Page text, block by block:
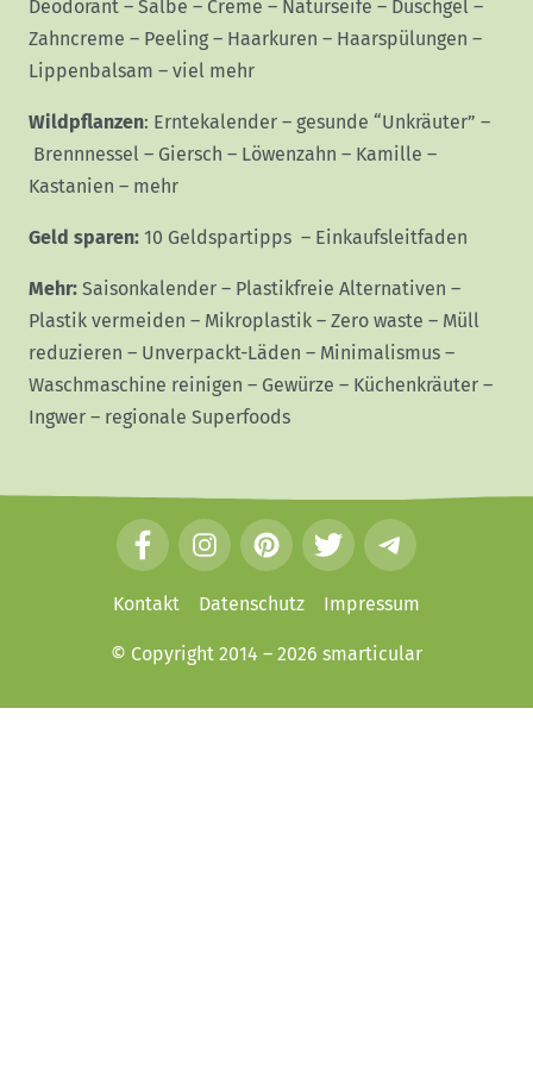
Deodorant – Salbe – Creme – Naturseife – Duschgel –
Zahncreme – Peeling – Haarkuren – Haarspülungen –
Lippenbalsam – viel mehr
Wildpflanzen: Erntekalender – gesunde “Unkräuter” –
Brennnessel – Giersch – Löwenzahn – Kamille –
Kastanien – mehr
Geld sparen: 10 Geldspartipps – Einkaufsleitfaden
Mehr: Saisonkalender – Plastikfreie Alternativen –
Plastik vermeiden – Mikroplastik – Zero waste – Müll
reduzieren – Unverpackt-Läden – Minimalismus –
Waschmaschine reinigen – Gewürze – Küchenkräuter –
Ingwer – regionale Superfoods
a
c
b
o
n
a
r
P
i
n
e
e
T
w
t
r
T
e
l
g
a
Kontakt Datenschutz Impressum
© Copyright 2014 – 2026 smarticular